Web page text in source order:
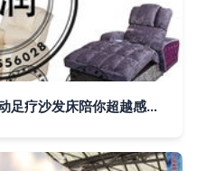
足浴体验新境界，江润定做电动足疗沙发床陪你超越感官极限